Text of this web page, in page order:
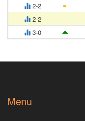
2-2
=
2-2
3-0
Menu